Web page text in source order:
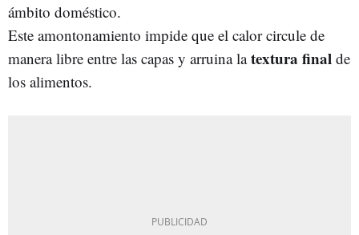
ámbito doméstico.
Este amontonamiento impide que el calor circule de
manera libre entre las capas y arruina latextura final de
los alimentos.